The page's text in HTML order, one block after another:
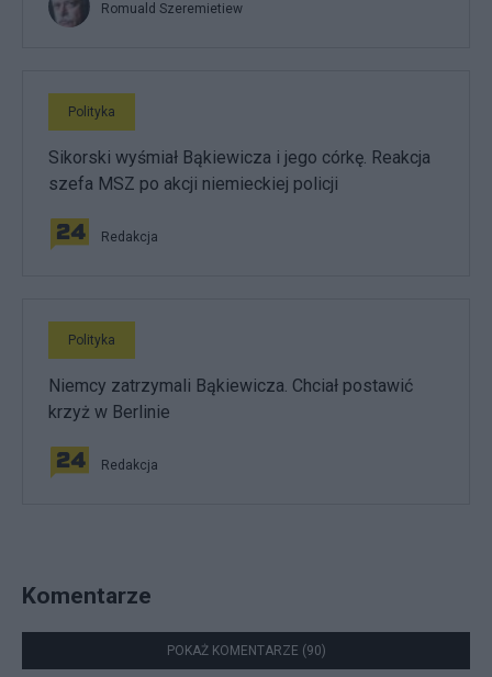
Romuald Szeremietiew
Polityka
Sikorski wyśmiał Bąkiewicza i jego córkę. Reakcja
szefa MSZ po akcji niemieckiej policji
Redakcja
Polityka
Niemcy zatrzymali Bąkiewicza. Chciał postawić
krzyż w Berlinie
Redakcja
Komentarze
POKAŻ KOMENTARZE (90)